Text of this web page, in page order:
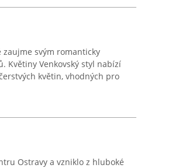
svým romanticky
Květiny Venkovský styl nabízí
květin, vhodných pro
Ostravy a vzniklo z hluboké